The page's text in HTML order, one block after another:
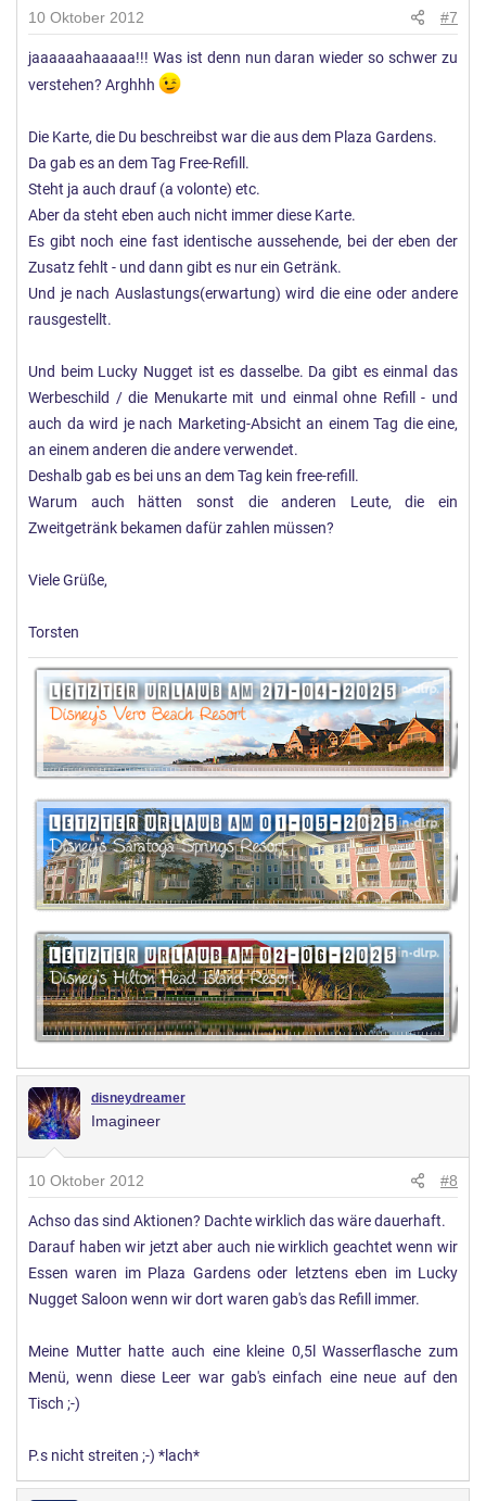
10 Oktober 2012 #7
jaaaaaahaaaaa!!! Was ist denn nun daran wieder so schwer zu
verstehen? Arghhh
Die Karte, die Du beschreibst war die aus dem Plaza Gardens.
Da gab es an dem Tag Free-Refill.
Steht ja auch drauf (a volonte) etc.
Aber da steht eben auch nicht immer diese Karte.
Es gibt noch eine fast identische aussehende, bei der eben der
Zusatz fehlt - und dann gibt es nur ein Getränk.
Und je nach Auslastungs(erwartung) wird die eine oder andere
rausgestellt.
Und beim Lucky Nugget ist es dasselbe. Da gibt es einmal das
Werbeschild / die Menukarte mit und einmal ohne Refill - und
auch da wird je nach Marketing-Absicht an einem Tag die eine,
an einem anderen die andere verwendet.
Deshalb gab es bei uns an dem Tag kein free-refill.
Warum auch hätten sonst die anderen Leute, die ein
Zweitgetränk bekamen dafür zahlen müssen?
Viele Grüße,
Torsten
disneydreamer
Imagineer
10 Oktober 2012 #8
Achso das sind Aktionen? Dachte wirklich das wäre dauerhaft.
Darauf haben wir jetzt aber auch nie wirklich geachtet wenn wir
Essen waren im Plaza Gardens oder letztens eben im Lucky
Nugget Saloon wenn wir dort waren gab's das Refill immer.
Meine Mutter hatte auch eine kleine 0,5l Wasserflasche zum
Menü, wenn diese Leer war gab's einfach eine neue auf den
Tisch ;-)
P.s nicht streiten ;-) *lach*